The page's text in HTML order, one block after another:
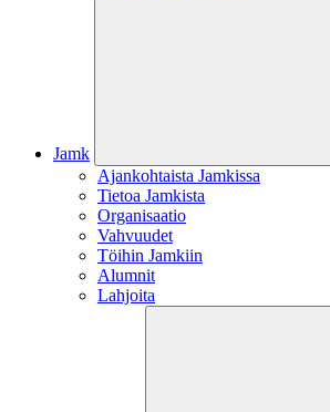
Jamk
Ajankohtaista Jamkissa
Tietoa Jamkista
Organisaatio
Vahvuudet
Töihin Jamkiin
Alumnit
Lahjoita